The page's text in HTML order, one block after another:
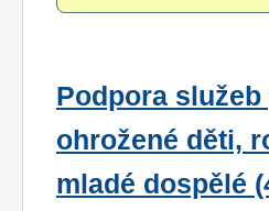
Podpora služeb
ohrožené děti,
mladé dospělé